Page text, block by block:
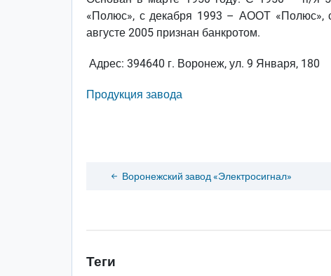
«Полюс», с декабря 1993 – АООТ «Полюс»,
августе 2005 признан банкротом.
Адрес: 394640 г. Воронеж, ул. 9 Января, 180
Продукция завода
Воронежский завод «Электросигнал»
Теги